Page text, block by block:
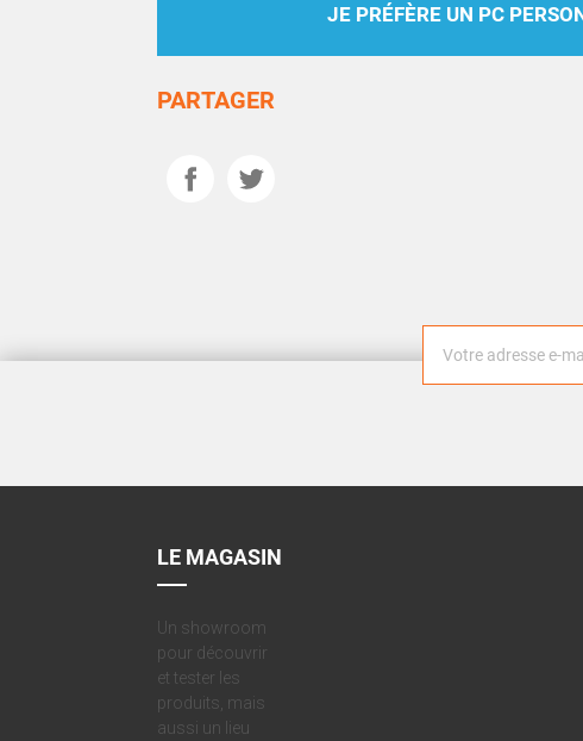
JE PRÉFÈRE UN PC
PARTAGER
LE MAGASIN
Un showroom
pour découvrir
et tester les
produits, mais
aussi un lieu